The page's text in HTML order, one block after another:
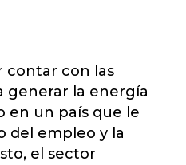
contar con las
generar la energía
en un país que le
del empleo y la
el sector